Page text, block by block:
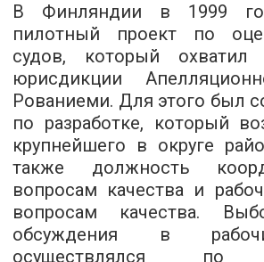
В Финляндии в 1999
пилотный проект по
судов, который
юрисдикции
Рованиеми. Для этого был
по разработке, который
крупнейшего в округе
также должность
вопросам качества и
вопросам качества.
обсуждения в
осуществлялся по